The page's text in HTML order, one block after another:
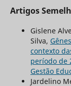
Artigos
Gislene
Silva,
contexto
período de
Gestão
Jardelino